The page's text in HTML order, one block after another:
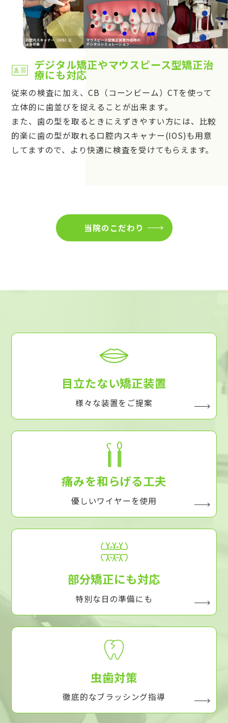
デジタル矯正やマウスピース型矯正治
療にも対応
従来の検査に加え、CB（コーンビーム）CTを使って
立体的に歯並びを捉えることが出来ます。
また、歯の型を取るときにえずきやすい方には、比較
的楽に歯の型が取れる口腔内スキャナー(IOS)も用意
してますので、より快適に検査を受けてもらえます。
当院のこだわり
目立たない矯正装置
様々な装置をご提案
痛みを和らげる工夫
優しいワイヤーを使用
部分矯正にも対応
特別な日の準備にも
虫歯対策
徹底的なブラッシング指導